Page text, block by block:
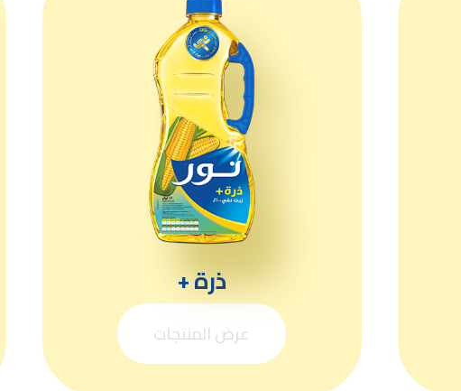
ذرة +
عرض المنتجات